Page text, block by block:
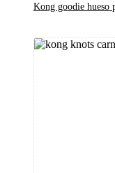
Kong goodie hueso